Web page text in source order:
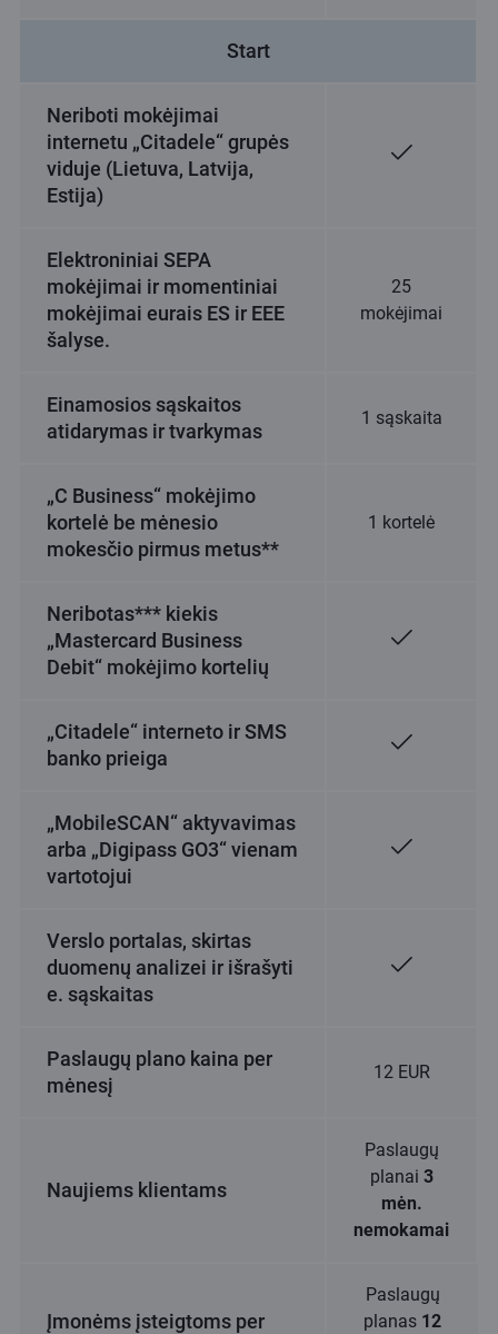
Start
Neriboti mokėjimai
internetu „Citadele“ grupės
viduje (Lietuva, Latvija,
Estija)
Elektroniniai SEPA
mokėjimai ir momentiniai
mokėjimai eurais ES ir EEE
šalyse.
25
mokėjimai
Einamosios sąskaitos
atidarymas ir tvarkymas
1 sąskaita
„C Business“ mokėjimo
kortelė be mėnesio
mokesčio pirmus metus**
1 kortelė
Neribotas*** kiekis
„Mastercard Business
Debit“ mokėjimo kortelių
„Citadele“ interneto ir SMS
banko prieiga
„MobileSCAN“ aktyvavimas
arba „Digipass GO3“ vienam
vartotojui
Verslo portalas, skirtas
duomenų analizei ir išrašyti
e. sąskaitas
Paslaugų plano kaina per
mėnesį
12 EUR
Naujiems klientams
Paslaugų
planai 3
mėn.
nemokamai
Įmonėms įsteigtoms per
Paslaugų
planas 12